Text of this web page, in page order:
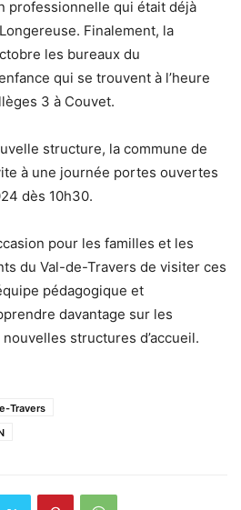
professionnelle qui était déjà
Finalement, la
les bureaux du
qui se trouvent à l’heure
3 à Couvet.
structure, la commune de
à une journée portes ouvertes
dès 10h30.
pour les familles et les
du Val-de-Travers de visiter ces
pédagogique et
davantage sur les
structures d’accueil.
Travers